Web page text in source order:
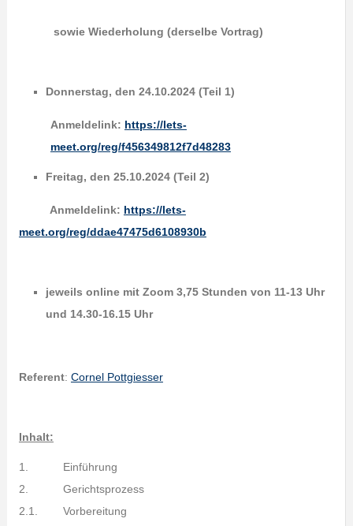
sowie Wiederholung (derselbe Vortrag)
Donnerstag, den 24.10.2024 (Teil 1)
Anmeldelink: https://lets-
meet.org/reg/f456349812f7d48283
Freitag, den 25.10.2024 (Teil 2)
Anmeldelink: https://lets-
meet.org/reg/ddae47475d6108930b
jeweils online mit Zoom 3,75 Stunden von 11-13 Uhr
und 14.30-16.15 Uhr
Referent: Cornel Pottgiesser
Inhalt:
1. Einführung
2. Gerichtsprozess
2.1. Vorbereitung